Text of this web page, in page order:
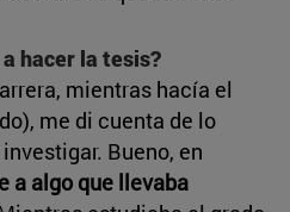
hacer la tesis?
mientras hacía el
me di cuenta de lo
Bueno, en
a algo que llevaba